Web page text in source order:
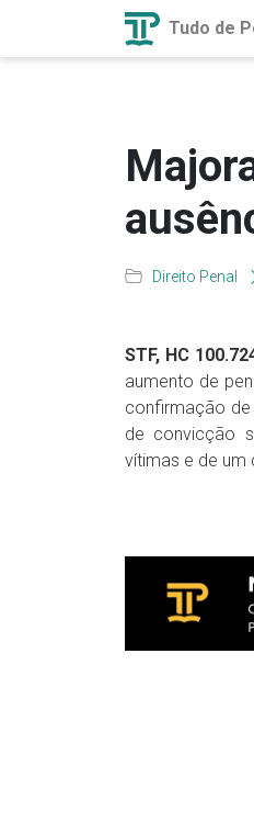
Tudo de
Direito Penal
STF, HC
aumento de
confirmação de
de convicção
vítimas e de um